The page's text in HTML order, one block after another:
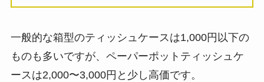
一般的な箱型のティッシュケースは1,000円以下の
ものも多いですが、ペーパーポットティッシュケ
ースは2,000〜3,000円と少し高価です。